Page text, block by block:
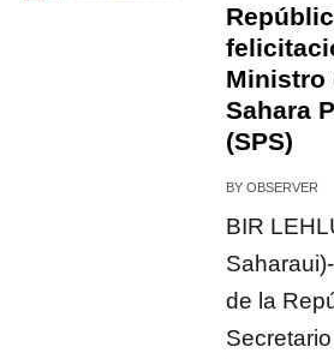
Ministro
Sahara
(SPS)
BYOBSERVER
BIR
de la